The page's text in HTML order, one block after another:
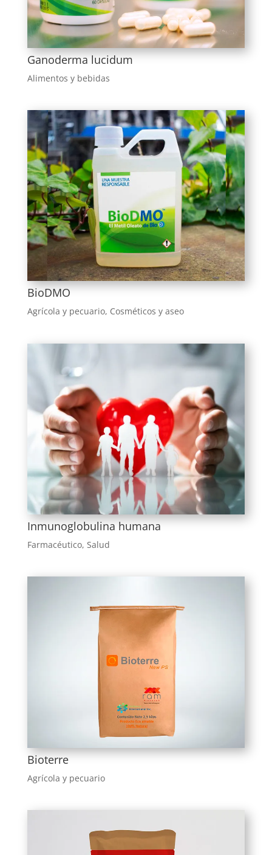
Ganoderma lucidum
Alimentos y bebidas
BioDMO
Agrícola y pecuario, Cosméticos y aseo
Inmunoglobulina humana
Farmacéutico, Salud
Bioterre
Agrícola y pecuario